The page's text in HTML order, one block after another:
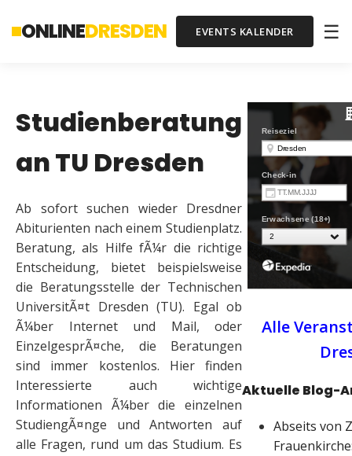
ONLINEDRESDEN EVENTS KALENDER ☰
Studienberatung
an TU Dresden
Ab sofort suchen wieder Dresdner
Abiturienten nach einem Studienplatz.
Beratung, als Hilfe fÃ¼r die richtige
Entscheidung, bietet beispielsweise
die Beratungsstelle der Technischen
UniversitÃ¤t Dresden (TU). Egal ob
Ã¼ber Internet und Mail, oder
EinzelgesprÃ¤che, die Beratungen
sind immer kostenlos. Hier finden
Interessierte auch wichtige
Informationen Ã¼ber die einzelnen
StudiengÃ¤nge und Antworten auf
alle Fragen, rund um das Studium. Es
Alle
Aktuelle Blog-
Abseits von